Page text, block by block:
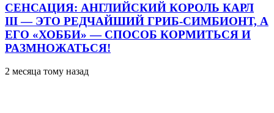
СЕНСАЦИЯ: АНГЛИЙСКИЙ КОРОЛЬ КАРЛ
III — ЭТО РЕДЧАЙШИЙ ГРИБ-СИМБИОНТ, А
ЕГО «ХОББИ» — СПОСОБ КОРМИТЬСЯ И
РАЗМНОЖАТЬСЯ!
2 месяца тому назад